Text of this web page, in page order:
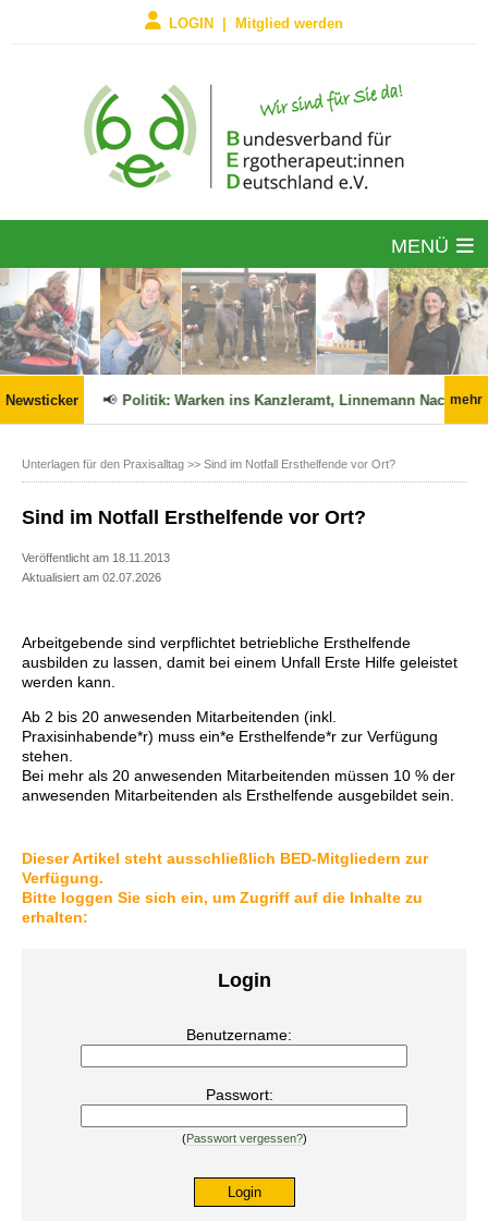
LOGIN | Mitglied werden
MENÜ
Newsticker
in Kraft! 📢 Politik: Warken ins Kanzleramt, Linnemann Nachfolger
mehr
Unterlagen für den Praxisalltag >> Sind im Notfall Ersthelfende vor Ort?
Sind im Notfall Ersthelfende vor Ort?
Veröffentlicht am 18.11.2013
Aktualisiert am 02.07.2026
Arbeitgebende sind verpflichtet betriebliche Ersthelfende
ausbilden zu lassen, damit bei einem Unfall Erste Hilfe geleistet
werden kann.
Ab 2 bis 20 anwesenden Mitarbeitenden (inkl.
Praxisinhabende*r) muss ein*e Ersthelfende*r zur Verfügung
stehen.
Bei mehr als 20 anwesenden Mitarbeitenden müssen 10 % der
anwesenden Mitarbeitenden als Ersthelfende ausgebildet sein.
Dieser Artikel steht ausschließlich BED-Mitgliedern zur
Verfügung.
Bitte loggen Sie sich ein, um Zugriff auf die Inhalte zu
erhalten:
Login
Benutzername:
Passwort:
(Passwort vergessen?)